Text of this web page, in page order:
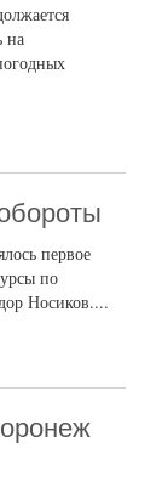
на
первое
по
Носиков....